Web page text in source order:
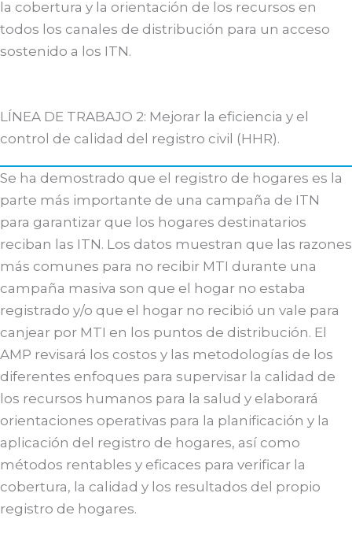
la cobertura y la orientación de los recursos en
todos los canales de distribución para un acceso
sostenido a los ITN.
LÍNEA DE TRABAJO 2: Mejorar la eficiencia y el
control de calidad del registro civil (HHR).
Se ha demostrado que el registro de hogares es la
parte más importante de una campaña de ITN
para garantizar que los hogares destinatarios
reciban las ITN. Los datos muestran que las razones
más comunes para no recibir MTI durante una
campaña masiva son que el hogar no estaba
registrado y/o que el hogar no recibió un vale para
canjear por MTI en los puntos de distribución. El
AMP revisará los costos y las metodologías de los
diferentes enfoques para supervisar la calidad de
los recursos humanos para la salud y elaborará
orientaciones operativas para la planificación y la
aplicación del registro de hogares, así como
métodos rentables y eficaces para verificar la
cobertura, la calidad y los resultados del propio
registro de hogares.